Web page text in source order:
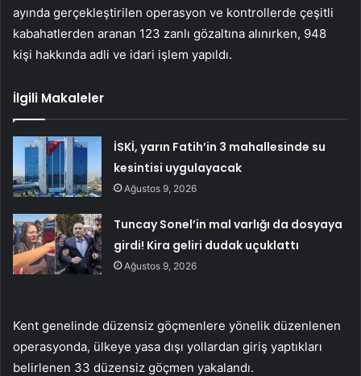
ayında gerçekleştirilen operasyon ve kontrollerde çeşitli
kabahatlerden aranan 123 zanlı gözaltına alınırken, 948
kişi hakkında adli ve idari işlem yapıldı.
İlgili Makaleler
İSKİ, yarın Fatih’in 3 mahallesinde su
kesintisi uygulayacak
Ağustos 9, 2026
Tuncay Sonel’in mal varlığı da dosyaya
girdi! Kira geliri dudak uçuklattı
Ağustos 9, 2026
Kent genelinde düzensiz göçmenlere yönelik düzenlenen
operasyonda, ülkeye yasa dışı yollardan giriş yaptıkları
belirlenen 33 düzensiz göçmen yakalandı.